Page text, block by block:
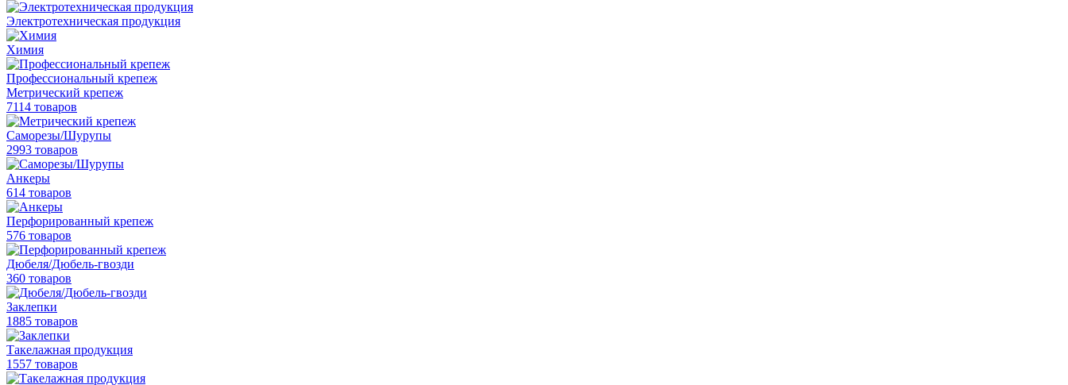
Электротехническая продукция
Химия
Профессиональный крепеж
Метрический крепеж
7114 товаров
Саморезы/Шурупы
2993 товаров
Анкеры
614 товаров
Перфорированный крепеж
576 товаров
Дюбеля/Дюбель-гвозди
360 товаров
Заклепки
1885 товаров
Такелажная продукция
1557 товаров